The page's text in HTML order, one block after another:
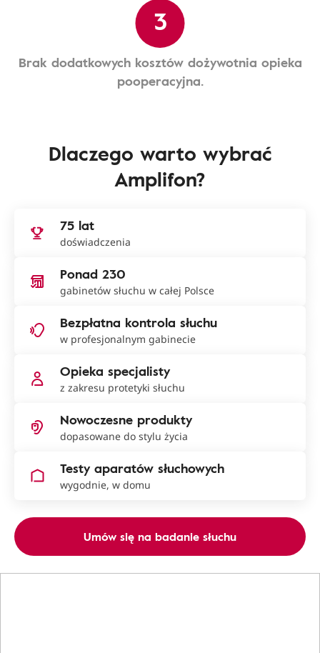
3
Brak dodatkowych kosztów dożywotnia opieka
pooperacyjna.
Dlaczego warto wybrać
Amplifon?
75 lat
doświadczenia
Ponad 230
gabinetów słuchu w całej Polsce
Bezpłatna kontrola słuchu
w profesjonalnym gabinecie
Opieka specjalisty
z zakresu protetyki słuchu
Nowoczesne produkty
dopasowane do stylu życia
Testy aparatów słuchowych
wygodnie, w domu
Umów się na badanie słuchu